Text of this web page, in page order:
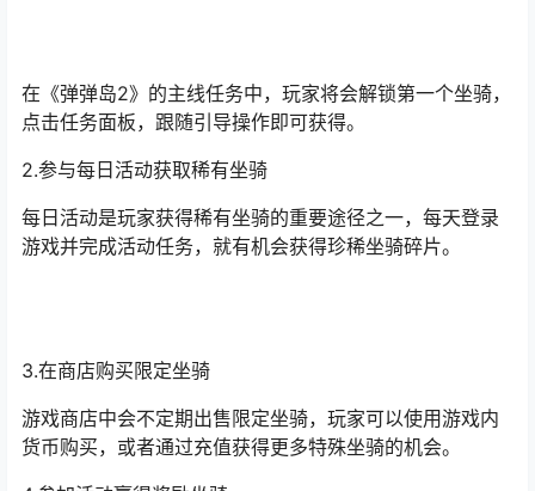
在《弹弹岛2》的主线任务中，玩家将会解锁第一个坐骑，
点击任务面板，跟随引导操作即可获得。
2.参与每日活动获取稀有坐骑
每日活动是玩家获得稀有坐骑的重要途径之一，每天登录
游戏并完成活动任务，就有机会获得珍稀坐骑碎片。
3.在商店购买限定坐骑
游戏商店中会不定期出售限定坐骑，玩家可以使用游戏内
货币购买，或者通过充值获得更多特殊坐骑的机会。